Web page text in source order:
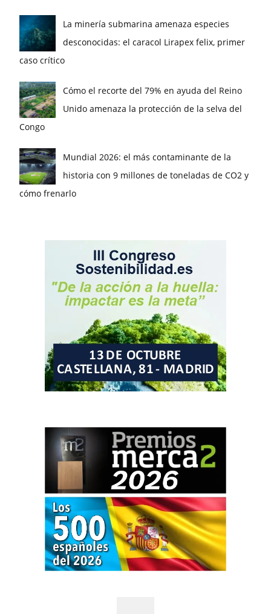
La minería submarina amenaza especies
desconocidas: el caracol Lirapex felix, primer
caso crítico
Cómo el recorte del 79% en ayuda del Reino
Unido amenaza la protección de la selva del
Congo
Mundial 2026: el más contaminante de la
historia con 9 millones de toneladas de CO2 y
cómo frenarlo